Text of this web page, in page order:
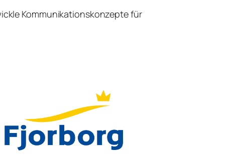
Kommunikationskonzepte für